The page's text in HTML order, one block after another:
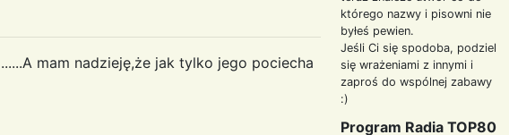
mam nadzieję,że jak tylko jego pociecha
którego nazwy i pisowni nie
byłeś pewien.
Jeśli Ci się spodoba, podziel
się wrażeniami z innymi i
zaproś do wspólnej zabawy
:)
Program Radia TOP80